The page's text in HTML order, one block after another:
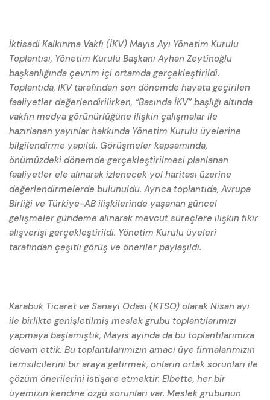
İktisadi Kalkınma Vakfı (İKV) Mayıs Ayı Yönetim Kurulu
Toplantısı, Yönetim Kurulu Başkanı Ayhan Zeytinoğlu
başkanlığında çevrim içi ortamda gerçekleştirildi.
Toplantıda, İKV tarafından son dönemde hayata geçirilen
faaliyetler değerlendirilirken, “Basında İKV” başlığı altında
vakfın medya görünürlüğüne ilişkin çalışmalar ile
hazırlanan yayınlar hakkında Yönetim Kurulu üyelerine
bilgilendirme yapıldı. Görüşmeler kapsamında,
önümüzdeki dönemde gerçekleştirilmesi planlanan
faaliyetler ele alınarak izlenecek yol haritası üzerine
değerlendirmelerde bulunuldu. Ayrıca toplantıda, Avrupa
Birliği ve Türkiye-AB ilişkilerinde yaşanan güncel
gelişmeler gündeme alınarak mevcut süreçlere ilişkin fikir
alışverişi gerçekleştirildi. Yönetim Kurulu üyeleri
tarafından çeşitli görüş ve öneriler paylaşıldı.
Karabük Ticaret ve Sanayi Odası (KTSO) olarak Nisan ayı
ile birlikte genişletilmiş meslek grubu toplantılarımızı
yapmaya başlamıştık, Mayıs ayında da bu toplantılarımıza
devam ettik. Bu toplantılarımızın amacı üye firmalarımızın
temsilcilerini bir araya getirmek, onların ortak sorunları ile
çözüm önerilerini istişare etmektir. Elbette, her bir
üyemizin kendine özgü sorunları var. Meslek grubunun